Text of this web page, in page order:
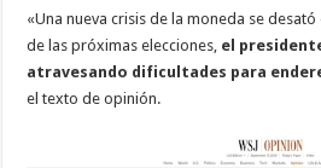
«Una nueva crisis de la moneda se
de las próximas elecciones, el
atravesando dificultades para
el texto de opinión.